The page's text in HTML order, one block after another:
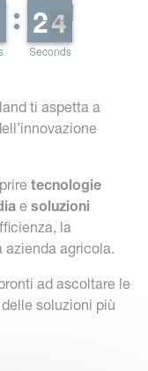
Seconds
1
1
2
23
3
2
ti aspetta a
tecnologie
e soluzioni
la
azienda agricola.
ad ascoltare le
soluzioni più